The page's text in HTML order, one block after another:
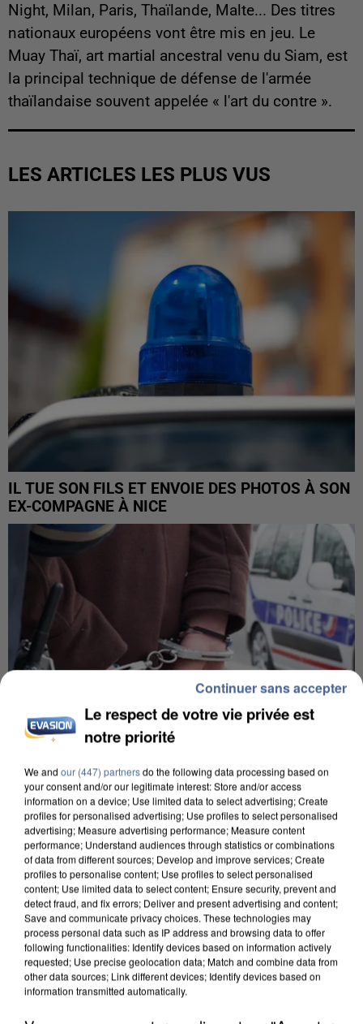
Night, Milan, Paris, Thaïlande, Malte... Des titres
nationaux européens vont être mis en jeu. Le
Muay Thaï, art martial ancestral venu du Siam, est
la principal technique de défense de l'armée
thaïlandaise souvent appelée « l'art du contre ».
LES ARTICLES LES PLUS VUS
IL TUE SON FILS ET ENVOIE DES PHOTOS À SON
EX-COMPAGNE À NICE
L’UN DES FONDATEURS SUPPOSÉS DE LA DZ
MAFIA INTERPELLÉ EN ALGÉRIE
Le respect de votre vie privée est
notre priorité
We and our (447) partnersdo the following data processing based on
your consent and/or our legitimate interest: Store and/or access
information on a device; Use limited data to select advertising; Create
profiles for personalised advertising; Use profiles to select personalised
advertising; Measure advertising performance; Measure content
performance; Understand audiences through statistics or combinations
of data from different sources; Develop and improve services; Create
profiles to personalise content; Use profiles to select personalised
content; Use limited data to select content; Ensure security, prevent and
detect fraud, and fix errors; Deliver and present advertising and content;
Save and communicate privacy choices. These technologies may
process personal data such as IP address and browsing data to offer
following functionalities: Identify devices based on information actively
requested; Use precise geolocation data; Match and combine data from
other data sources; Link different devices; Identify devices based on
information transmitted automatically.
Continuer sans accepter